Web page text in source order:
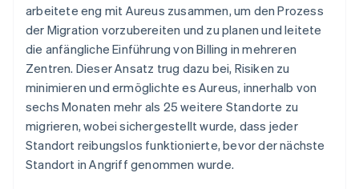
arbeitete eng mit Aureus zusammen, um den Prozess
der Migration vorzubereiten und zu planen und leitete
die anfängliche Einführung von Billing in mehreren
Zentren. Dieser Ansatz trug dazu bei, Risiken zu
minimieren und ermöglichte es Aureus, innerhalb von
sechs Monaten mehr als 25 weitere Standorte zu
migrieren, wobei sichergestellt wurde, dass jeder
Standort reibungslos funktionierte, bevor der nächste
Standort in Angriff genommen wurde.